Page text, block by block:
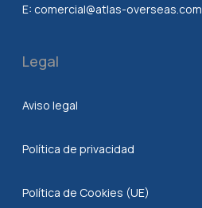
E: comercial@atlas-overseas.com
Legal
Aviso legal
Política de privacidad
Política de Cookies (UE)